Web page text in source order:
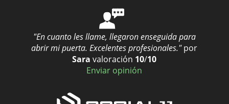
"En cuanto les llame, llegaron enseguida para
abrir mi puerta. Excelentes profesionales." por
Sara valoración 10/10
Enviar opinión